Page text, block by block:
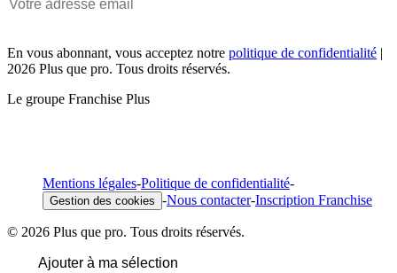
En vous abonnant, vous acceptez notre politique de confidentialité |
2026 Plus que pro. Tous droits réservés.
Le groupe Franchise Plus
Mentions légales-Politique de confidentialité-
Gestion des cookies -Nous contacter-Inscription Franchise
© 2026 Plus que pro. Tous droits réservés.
Ajouter à ma sélection